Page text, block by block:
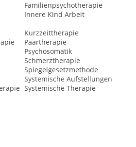
Familienpsychotherapie
Innere Kind Arbeit
Kurzzeittherapie
Paartherapie
Psychosomatik
Schmerztherapie
Spiegelgesetzmethode
Systemische Aufstellungen
Systemische Therapie